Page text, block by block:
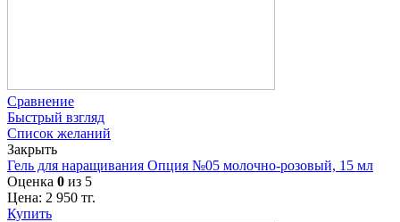
Сравнение
Быстрый взгляд
Список желаний
Закрыть
Гель для наращивания Опция №05 молочно-розовый, 15 мл
Оценка 0 из 5
Цена: 2 950 тг.
Купить